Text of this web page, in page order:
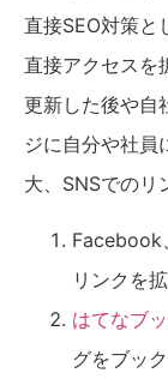
直接SEO対策と
直接アクセスを
更新した後や自
ジに自分や社員
大、SNSでのリ
Facebook
リンクを
はてなブ
グをブッ